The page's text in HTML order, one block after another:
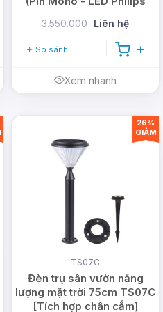
giao thông chính,
làng, ngõ xóm, đường
xưởng,...
cấp đèn năng
Rạng Đông
đèn đường năng lượng
cao trong nhiều năm
3.550.000 Liên hệ
So sánh
Xem nhanh
TS07C
Đèn trụ sân vườn năng
lượng mặt trời 75cm TS07C
[Tích hợp chân cắm]
26%
GIẢM